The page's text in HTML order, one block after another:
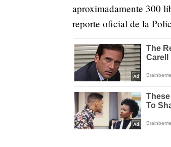
aproximadamente 300
reporte oficial de la